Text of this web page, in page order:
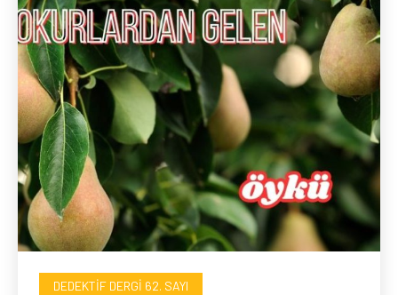
DEDEKTIF DERGI 62. SAYI